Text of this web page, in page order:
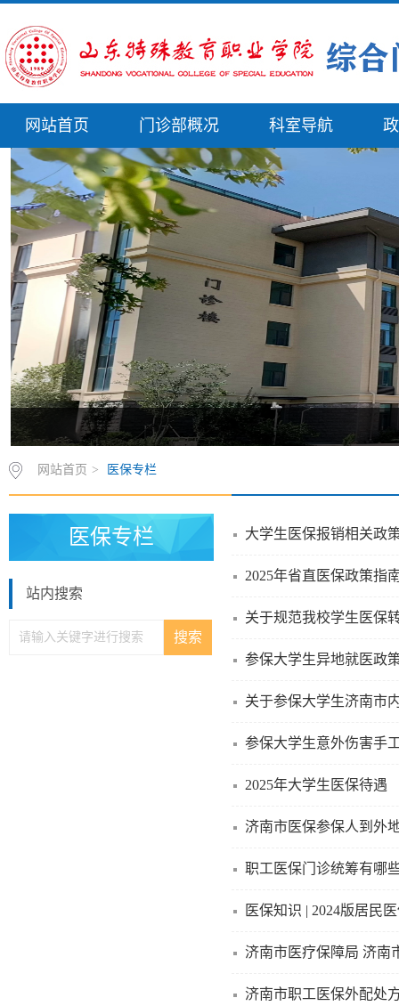
网站首页 门诊部概况 科室导航
网站首页 > 医保专栏
医保专栏
站内搜索
大学生医保报销相关政
2025年省直医保政策指
关于规范我校学生医保
参保大学生异地就医政
关于参保大学生济南市
参保大学生意外伤害手
2025年大学生医保待遇
济南市医保参保人到外
职工医保门诊统筹有哪
医保知识 | 2024版居民
济南市职工医保外配处